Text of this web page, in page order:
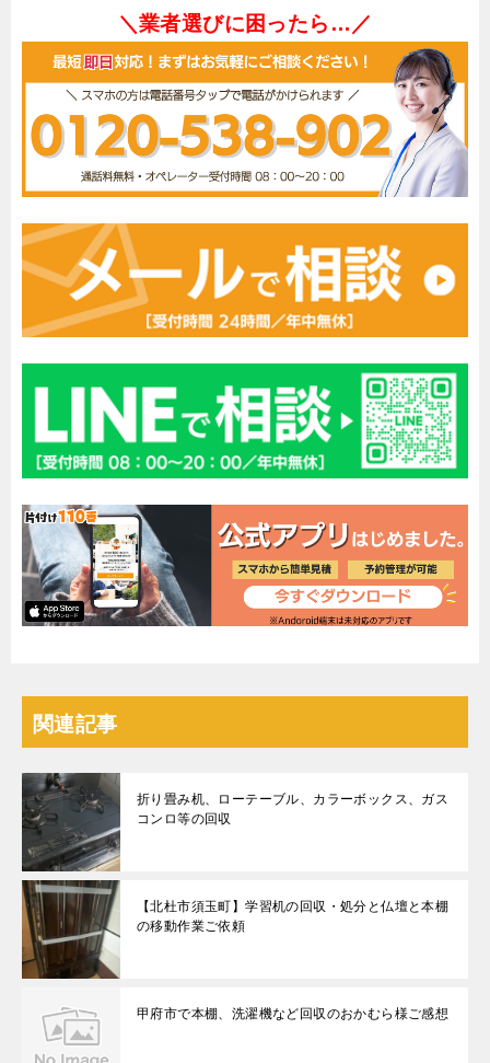
＼業者選びに困ったら…／
関連記事
折り畳み机、ローテーブル、カラーボックス、ガス
コンロ等の回収
【北杜市須玉町】学習机の回収・処分と仏壇と本棚
の移動作業ご依頼
甲府市で本棚、洗濯機など回収のおかむら様ご感想